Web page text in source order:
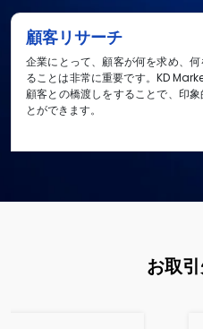
顧客リサーチ
企業にとって、顧客が何を求め、
ることは非常に重要です。KD
顧客との橋渡しをすることで、印
とができます。
お取